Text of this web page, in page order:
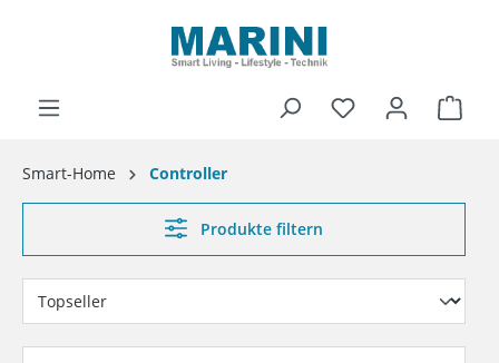
Smart-Home Controller
Produkte filtern